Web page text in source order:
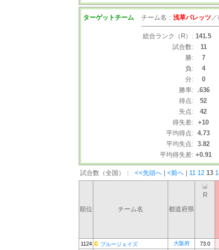
ターゲットチーム チーム名： 浅草バレッツ ／
総合ランク（R）: 141.5
試合数:
11
勝:
7
負:
4
分:
0
勝率:
.636
得点:
52
失点:
42
得失差:
+10
平均得点: 4.73
平均失点: 3.82
平均得失差: +0.91
試合数（全国）： <<先頭へ <前へ 11 12 13
順位 チーム名 都道府県
R
1124 ブルージェイズ 大阪府
73.0